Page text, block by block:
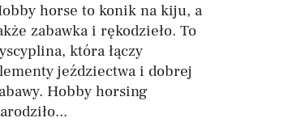
horse to konik na kiju, a
zabawka i rękodzieło. To
która łączy
jeździectwa i dobrej
Hobby horsing